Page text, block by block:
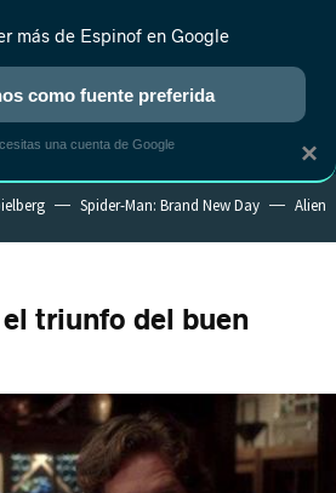
REALITY ANIME RANKINGS CINE
Spider-Man: Brand New Day Alien
triunfo del buen
×
más de Espinof en Google
como fuente preferida
una cuenta de Google